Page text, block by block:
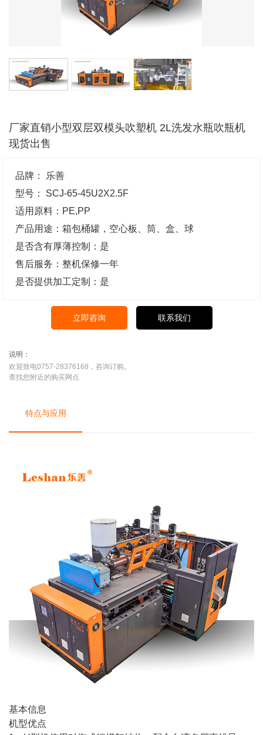
厂家直销小型双层双模头吹塑机 2L洗发水瓶吹瓶机
现货出售
品牌： 乐善
型号： SCJ-65-45U2X2.5F
适用原料：PE,PP
产品用途：箱包桶罐，空心板、筒、盒、球
是否含有厚薄控制：是
售后服务：整机保修一年
是否提供加工定制：是
立即咨询 联系我们
说明：
欢迎致电0757-28376168，咨询订购。
查找您附近的购买网点
特点与应用
基本信息
机型优点